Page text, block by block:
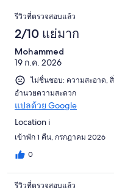
รีวิว
จาก
110
รีวิว
รีวิว
รีวิวที่ตรวจสอบแล้ว
2/10 แย่มาก
Mohammed
19 ก.ค. 2026
ไม่ชื่นชอบ: ความสะอาด,
อำนวยความสะดวก
แปลด้วย Google
Location i
เข้าพัก 1 คืน, กรกฎาคม 2026
0
รีวิวที่ตรวจสอบแล้ว